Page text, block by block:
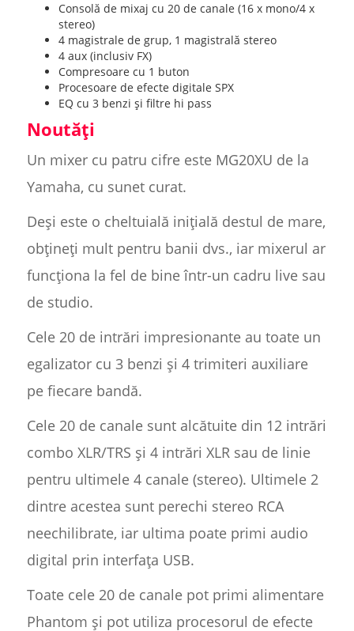
Consolă de mixaj cu 20 de canale (16 x mono/4 x
stereo)
4 magistrale de grup, 1 magistrală stereo
4 aux (inclusiv FX)
Compresoare cu 1 buton
Procesoare de efecte digitale SPX
EQ cu 3 benzi și filtre hi pass
Noutăți
Un mixer cu patru cifre este MG20XU de la
Yamaha, cu sunet curat.
Deși este o cheltuială inițială destul de mare,
obțineți mult pentru banii dvs., iar mixerul ar
funcționa la fel de bine într-un cadru live sau
de studio.
Cele 20 de intrări impresionante au toate un
egalizator cu 3 benzi și 4 trimiteri auxiliare
pe fiecare bandă.
Cele 20 de canale sunt alcătuite din 12 intrări
combo XLR/TRS și 4 intrări XLR sau de linie
pentru ultimele 4 canale (stereo). Ultimele 2
dintre acestea sunt perechi stereo RCA
neechilibrate, iar ultima poate primi audio
digital prin interfața USB.
Toate cele 20 de canale pot primi alimentare
Phantom și pot utiliza procesorul de efecte